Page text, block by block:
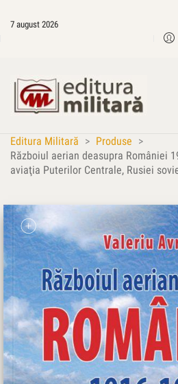
7 august 2026
Editura Militară > Produse >
Războiul aerian deasupra României
aviaţia Puterilor Centrale, Rusiei